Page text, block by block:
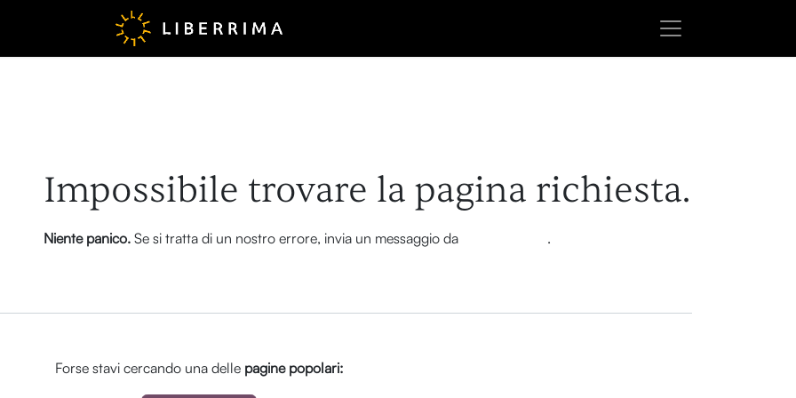
Errore 404
Impossibile trovare la pagina richiesta.
Niente panico. Se si tratta di un nostro errore, invia un messaggio da .
Forse stavi cercando una delle pagine popolari: